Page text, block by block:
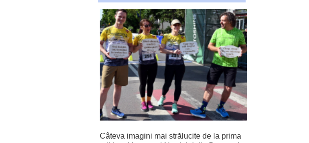
Câteva imagini mai strălucite de la prima